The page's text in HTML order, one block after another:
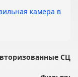
камера в
СЦ